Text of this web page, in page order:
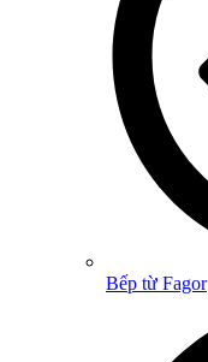
Bếp từ Fagor